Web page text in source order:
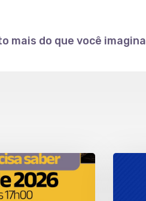
mais do que você imagina